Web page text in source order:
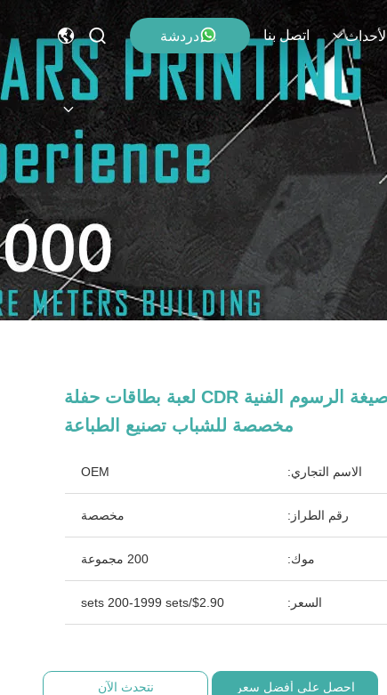
الأحداث اتصل بنا دردشة
صيغة الرسوم الفنية CDR لعبة بطاقات حفلة
مخصصة للشباب تصنيع الطباعة
الاسم التجاري: OEM
رقم الطراز: مخصصة
موك: 200 مجموعة
السعر: $2.90/sets 200-1999 sets
احصل على أفضل سعر نتحدث الآن